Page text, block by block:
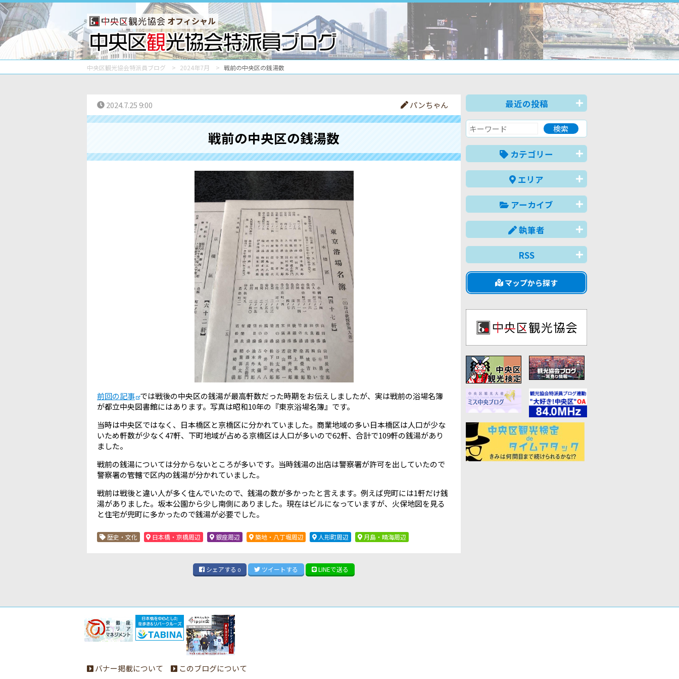
オフィシャル
中央区観光協会特派員ブログ 2024年7月 戦前の中央区の銭湯数
2024.7.25 9:00 パンちゃん
戦前の中央区の銭湯数
前回の記事 では戦後の中央区の銭湯が最高軒数だった時期をお伝えしましたが、実は戦前の浴場名簿
が都立中央図書館にはあります。写真は昭和10年の『東京浴場名簿』です。
当時は中央区ではなく、日本橋区と京橋区に分かれていました。商業地域の多い日本橋区は人口が少な
いため軒数が少なく47軒、下町地域が占める京橋区は人口が多いので62軒、合計で109軒の銭湯があり
ました。
戦前の銭湯については分からないところが多いです。当時銭湯の出店は警察署が許可を出していたので
警察署の管轄で区内の銭湯が分かれていました。
戦前は戦後と違い人が多く住んでいたので、銭湯の数が多かったと言えます。例えば兜町には1軒だけ銭
湯がありました。坂本公園から少し南側にありました。現在はビルになっていますが、火保地図を見る
と住宅が兜町に多かったので銭湯が必要でした。
歴史・文化 日本橋・京橋周辺 銀座周辺 築地・八丁堀周辺 人形町周辺 月島・晴海周辺
シェアする 0 ツイートする LINEで送る
最近の投稿
カテゴリー
エリア
アーカイブ
執筆者
RSS
マップから探す
バナー掲載について このブログについて